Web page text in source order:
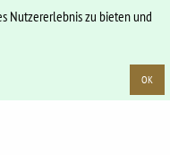
Nutzererlebnis zu bieten und
OK